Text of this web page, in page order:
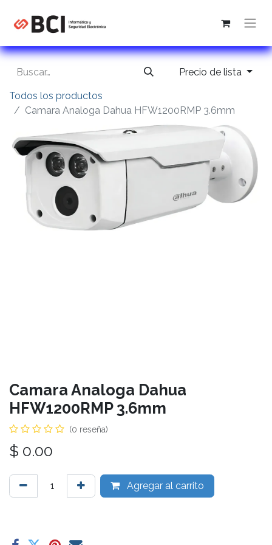
Precio de lista
Todos los productos
Camara Analoga Dahua HFW1200RMP 3.6mm
Camara Analoga Dahua
HFW1200RMP 3.6mm
(0 reseña)
$ 0.00
Agregar al carrito